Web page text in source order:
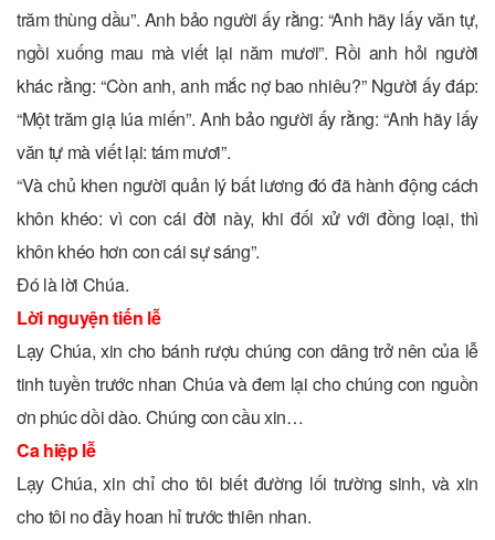
trăm thùng dầu”. Anh bảo người ấy rằng: “Anh hãy lấy văn tự,
ngồi xuống mau mà viết lại năm mươi”. Rồi anh hỏi người
khác rằng: “Còn anh, anh mắc nợ bao nhiêu?” Người ấy đáp:
“Một trăm giạ lúa miến”. Anh bảo người ấy rằng: “Anh hãy lấy
văn tự mà viết lại: tám mươi”.
“Và chủ khen người quản lý bất lương đó đã hành động cách
khôn khéo: vì con cái đời này, khi đối xử với đồng loại, thì
khôn khéo hơn con cái sự sáng”.
Ðó là lời Chúa.
Lời nguyện tiến lễ
Lạy Chúa, xin cho bánh rượu chúng con dâng trở nên của lễ
tinh tuyền trước nhan Chúa và đem lại cho chúng con nguồn
ơn phúc dồi dào. Chúng con cầu xin…
Ca hiệp lễ
Lạy Chúa, xin chỉ cho tôi biết đường lối trường sinh, và xin
cho tôi no đầy hoan hỉ trước thiên nhan.